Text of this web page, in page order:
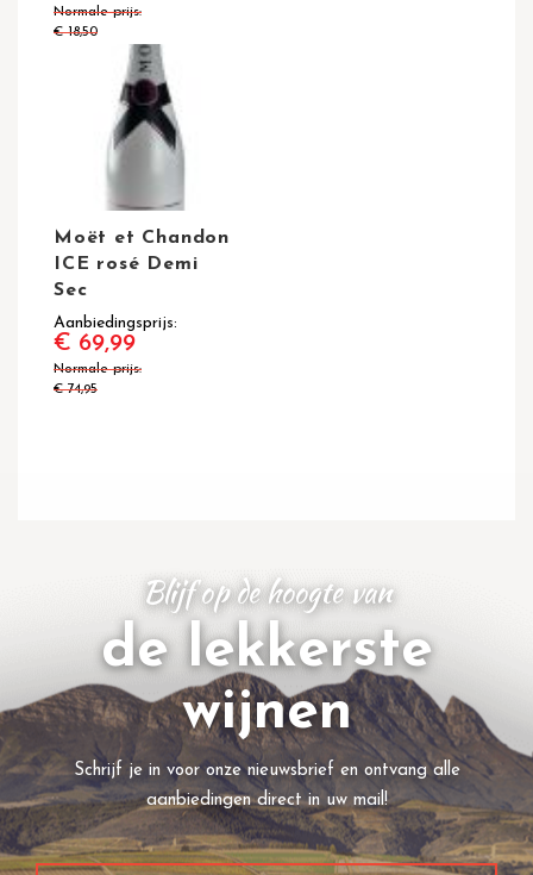
Normale prijs
€ 18,50
Moët et Chandon
ICE rosé Demi
Sec
Aanbiedingsprijs
€ 69,99
Normale prijs
€ 74,95
Blijf op de hoogte van
de lekkerste
wijnen
Schrijf je in voor onze nieuwsbrief en ontvang alle
aanbiedingen direct in uw mail!